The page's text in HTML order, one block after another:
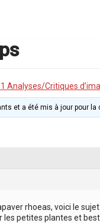
Analyses/Critiques
et a été mis à jour pour la
rhoeas, voici le
les petites plantes et